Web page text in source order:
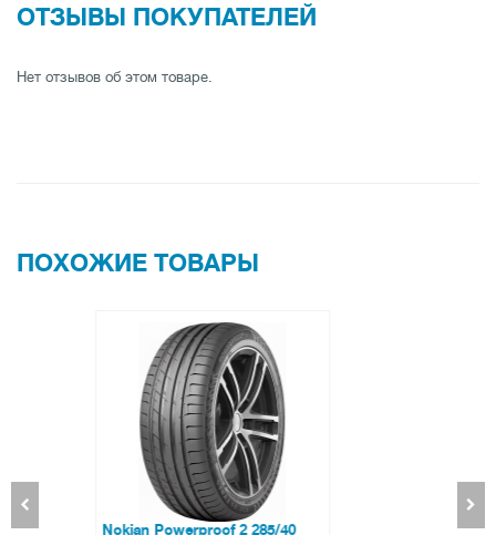
ОТЗЫВЫ ПОКУПАТЕЛЕЙ
Нет отзывов об этом товаре.
ПОХОЖИЕ ТОВАРЫ
Orium All Season 225/45 ZR18